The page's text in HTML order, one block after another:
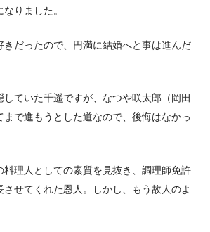
りました。
きだったので、円満に結婚へと事は進んだ
していた千遥ですが、なつや咲太郎（岡田
で進もうとした道なので、後悔はなかっ
料理人としての素質を見抜き、調理師免許
せてくれた恩人。しかし、もう故人のよ